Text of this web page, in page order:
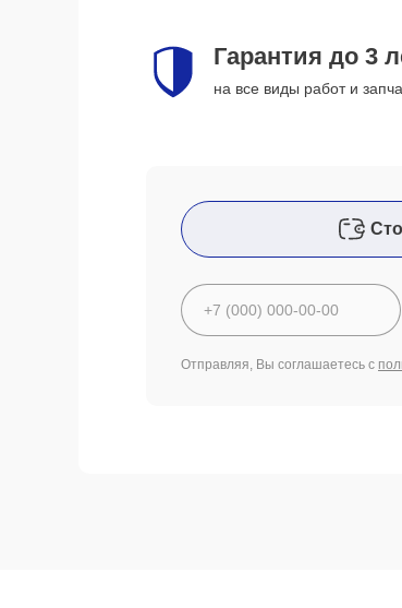
Гарантия до 3
на все виды работ и
Отправляя, Вы соглашаетесь с